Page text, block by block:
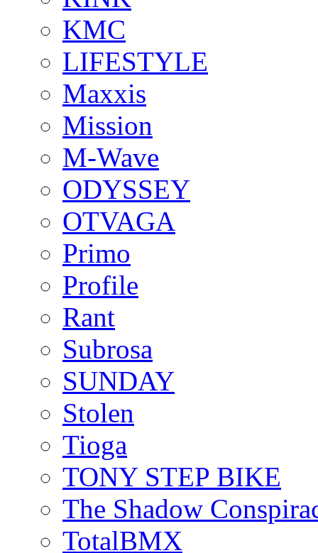
KMC
LIFESTYLE
Maxxis
Mission
M-Wave
ODYSSEY
OTVAGA
Primo
Profile
Rant
Subrosa
SUNDAY
Stolen
Tioga
TONY STEP BIKE
The Shadow
TotalBMX